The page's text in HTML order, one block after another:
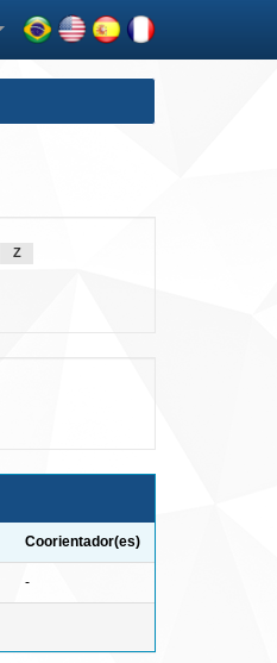
Z
Coorientador(es)
-